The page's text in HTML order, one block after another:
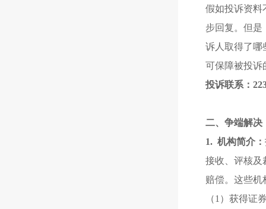
假如投诉资料
步回复。但是
诉人取得了哪
可保障被投诉
投诉联系：
二、争端解决
1. 机构简介：
接收、评核及
赔偿。 这些机
（1）获得证